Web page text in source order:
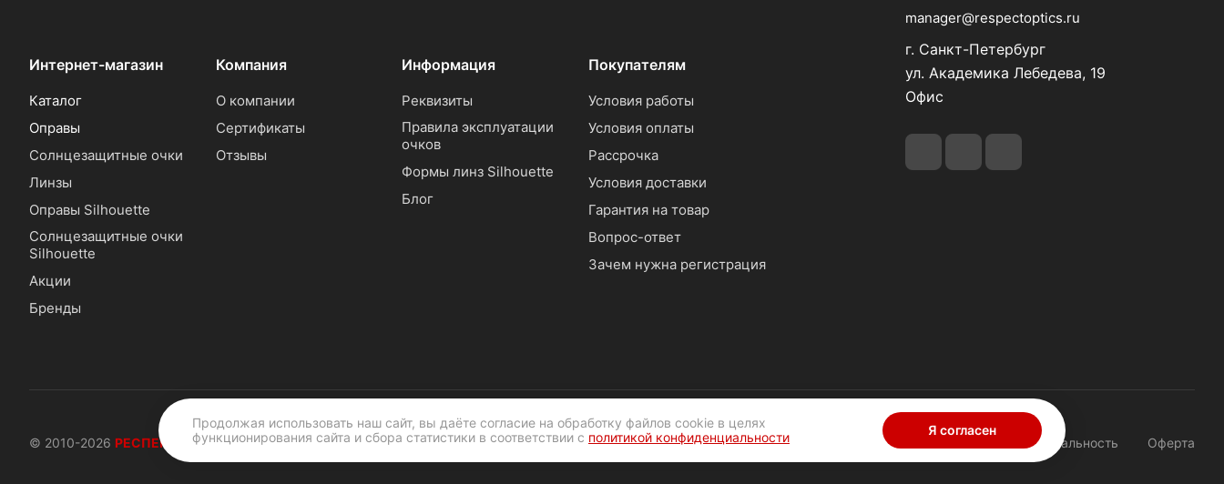
Интернет-магазин
Каталог
Оправы
Солнцезащитные очки
Линзы
Оправы Silhouette
Солнцезащитные очки
Silhouette
Акции
Бренды
Компания
О компании
Сертификаты
Отзывы
Информация
Реквизиты
Правила эксплуатации
очков
Формы линз Silhouette
Блог
Покупателям
Условия работы
Условия оплаты
Рассрочка
Условия доставки
Гарантия на товар
Вопрос-ответ
Зачем нужна регистрация
manager@respectoptics.ru
г. Санкт-Петербург
ул. Академика Лебедева, 19
Офис
© 2010-2026 РЕСПЕКТОПТИКА |16 лет Конфиденциальность Оферта
Продолжая использовать наш сайт, вы даёте согласие на обработку файлов cookie в целях
функционирования сайта и сбора статистики в соответствии с политикой конфиденциальности Я согласен